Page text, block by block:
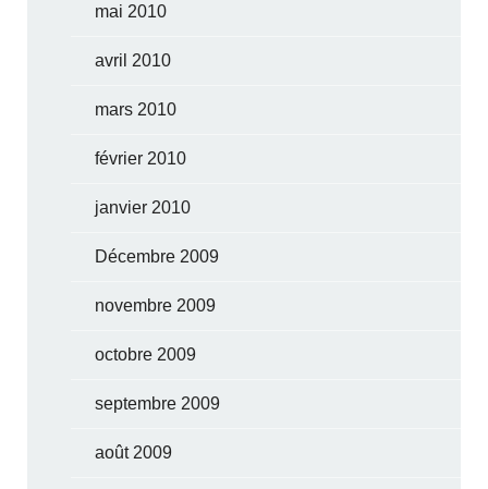
mai 2010
avril 2010
mars 2010
février 2010
janvier 2010
Décembre 2009
novembre 2009
octobre 2009
septembre 2009
août 2009